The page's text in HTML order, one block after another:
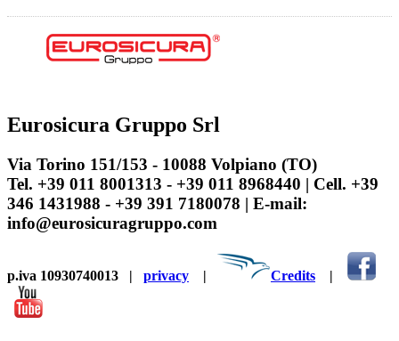
Eurosicura Gruppo Srl
Via Torino 151/153 - 10088 Volpiano (TO)
Tel. +39 011 8001313 - +39 011 8968440 | Cell. +39
346 1431988 - +39 391 7180078 | E-mail:
info@eurosicuragruppo.com
p.iva 10930740013 | privacy | Credits |